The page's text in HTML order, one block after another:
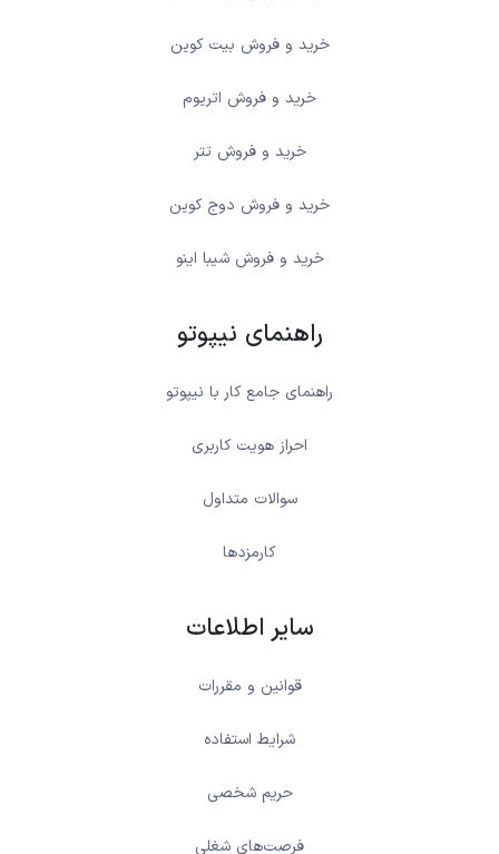
خرید و فروش بیت کوین
خرید و فروش اتریوم
خرید و فروش تتر
خرید و فروش دوج کوین
خرید و فروش شیبا اینو
راهنمای نیپوتو
راهنمای جامع کار با نیپوتو
احراز هویت کاربری
سوالات متداول
کارمزدها
سایر اطلاعات
قوانین و مقررات
شرایط استفاده
حریم شخصی
فرصت‌های شغلی